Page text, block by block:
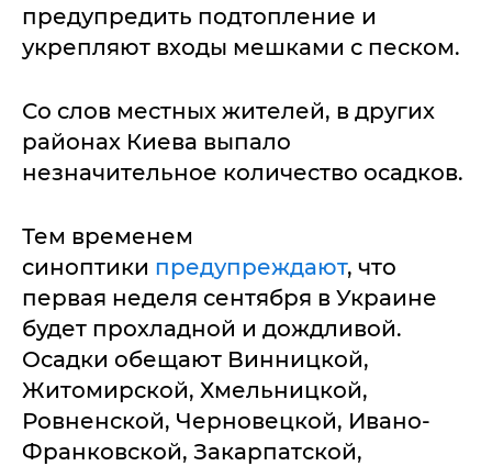
предупредить подтопление и
укрепляют входы мешками с песком.
Со слов местных жителей, в других
районах Киева выпало
незначительное количество осадков.
Тем временем
синоптики предупреждают, что
первая неделя сентября в Украине
будет прохладной и дождливой.
Осадки обещают Винницкой,
Житомирской, Хмельницкой,
Ровненской, Черновецкой, Ивано-
Франковской, Закарпатской,